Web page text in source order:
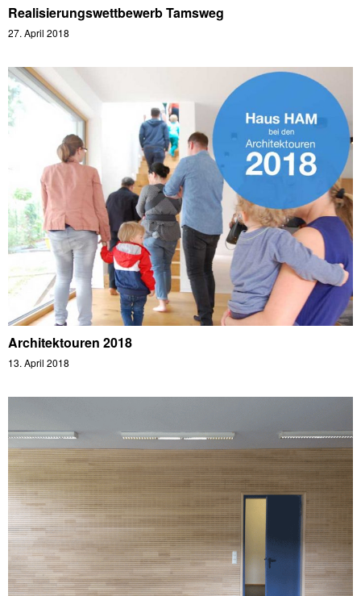
Realisierungswettbewerb Tamsweg
27. April 2018
Architektouren 2018
13. April 2018